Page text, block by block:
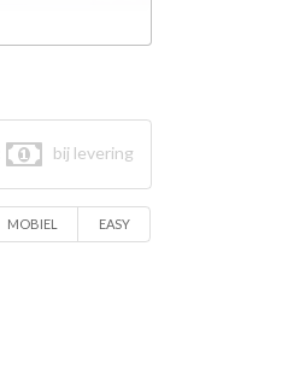
bij levering
MOBIEL EASY